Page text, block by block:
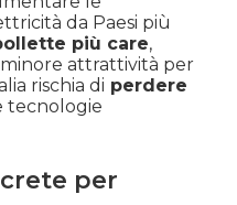
da Paesi più
più care,
attrattività per
rischia di perdere
tecnologie
per